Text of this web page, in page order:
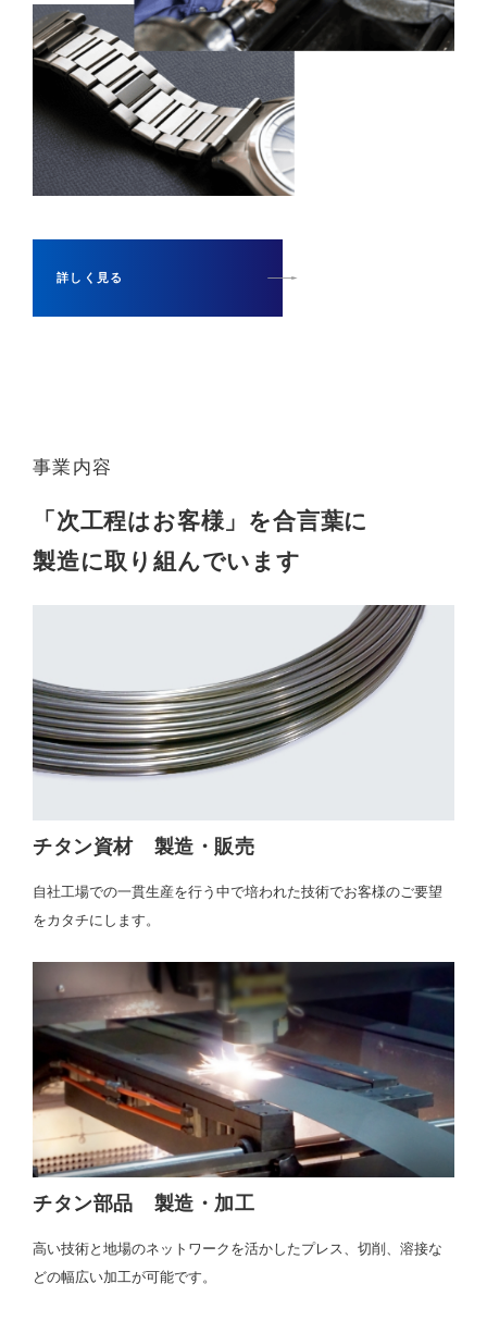
詳しく見る
事業内容
「次工程はお客様」を合言葉に
製造に取り組んでいます
チタン資材 製造・販売
自社工場での一貫生産を行う中で培われた技術でお客様のご要望
をカタチにします。
チタン部品 製造・加工
高い技術と地場のネットワークを活かしたプレス、切削、溶接な
どの幅広い加工が可能です。